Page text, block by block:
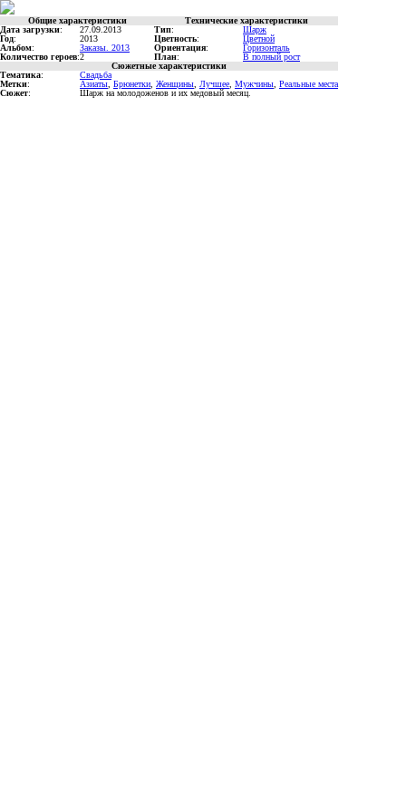
Общие характеристики
Технические характеристики
Дата загрузки: 27.09.2013 Тип:
Шарж
Год: 2013 Цветность:
Цветной
Альбом: Заказы. 2013 Ориентация:
Горизонталь
Количество героев:2 План:
В полный рост
Сюжетные характеристики
Тематика:
Свадьба
Метки: Азиаты Брюнетки Женщины Лучшее Мужчины Реальные места
Сюжет: Шарж на молодоженов и их медовый месяц.